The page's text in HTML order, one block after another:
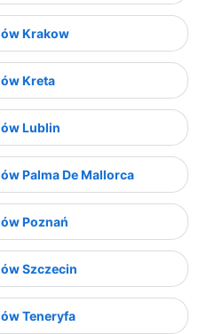
Krakow
Kreta
Lublin
Palma De Mallorca
Poznań
Szczecin
Teneryfa